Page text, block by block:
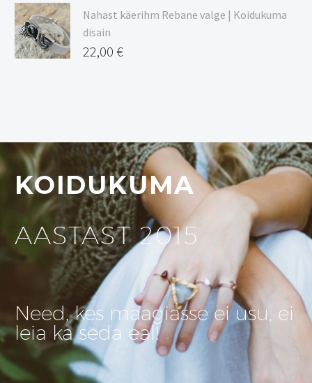
Nahast käerihm Rebane valge | Koidukuma
disain
22,00 €
KOIDUKUMA
AASTAST 2015
Need, kes maagiasse ei usu, ei
leia ka seda eal!